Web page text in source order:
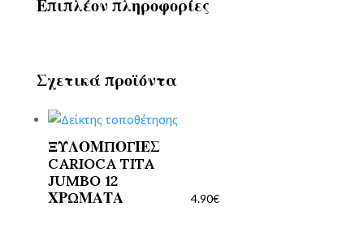
Επιπλέον πληροφορίες
Σχετικά προϊόντα
ΞΥΛΟΜΠΟΓΙΕΣ
CARIOCA TITA
JUMBO 12
ΧΡΩΜΑΤΑ
4.90€